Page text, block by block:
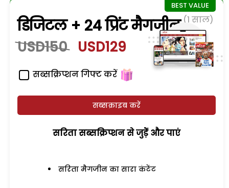
डिजिटल + 24 प्रिंट मैगजीन (1 साल)
USD150 USD129
सब्सक्रिप्शन गिफ्ट करें
सब्सक्राइब करें
सरिता सब्सक्रिप्शन से जुड़ेें और पाएं
सरिता मैगजीन का सारा कंटेंट